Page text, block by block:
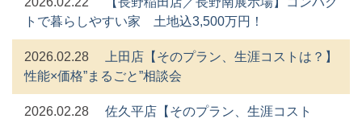
トで暮らしやすい家 土地込3,500万円！
2026.02.28
上田店【そのプラン、生涯コストは？】
性能×価格”まるごと”相談会
2026.02.28
佐久平店【そのプラン、生涯コスト